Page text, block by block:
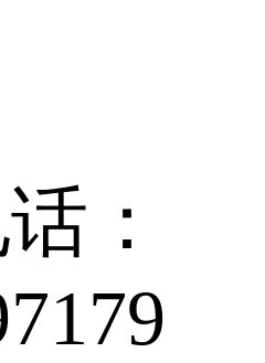
：